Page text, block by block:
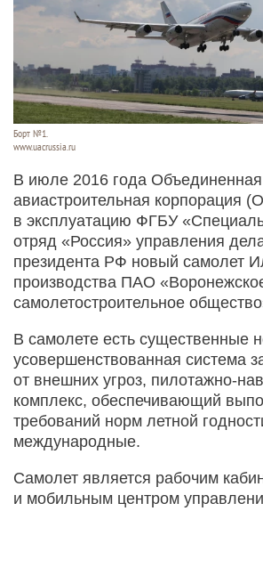
Борт №1.
www.uacrussia.ru
В июле 2016 года Объединенная
авиастроительная корпорация
в эксплуатацию ФГБУ
отряд «Россия» управления
президента РФ новый самолет
производства ПАО
самолетостроительное
В самолете есть существенные
усовершенствованная система
от внешних угроз, пилотажно-
комплекс, обеспечивающий
требований норм летной
международные.
Самолет является рабочим
и мобильным центром